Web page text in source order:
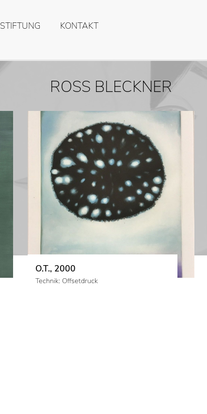
STIFTUNG KONTAKT
ROSS BLECKNER
O.T., 2000
Technik: Offsetdruck